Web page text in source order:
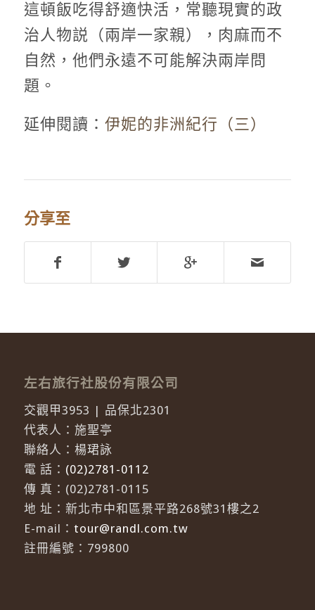
這頓飯吃得舒適快活，常聽現實的政
治人物説（兩岸一家親），肉麻而不
自然，他們永遠不可能解決兩岸問
題。
延伸閱讀： 伊妮的非洲紀行（三）
分享至
左右旅行社股份有限公司
交觀甲3953 | 品保北2301
代表人：施聖亭
聯絡人：楊珺詠
電 話： (02)2781-0112
傳 真：(02)2781-0115
地 址：新北市中和區景平路268號31樓之2
E-mail： tour@randl.com.tw
註冊編號：799800